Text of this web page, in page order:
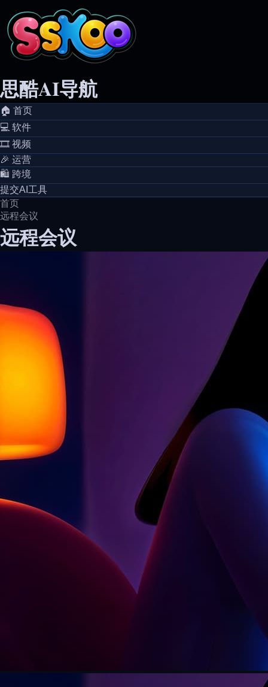
思酷AI导航
🏠️ 首页
💻️ 软件
🎞️ 视频
🎉 运营
🛍️ 跨境
提交AI工具
首页
远程会议
远程会议